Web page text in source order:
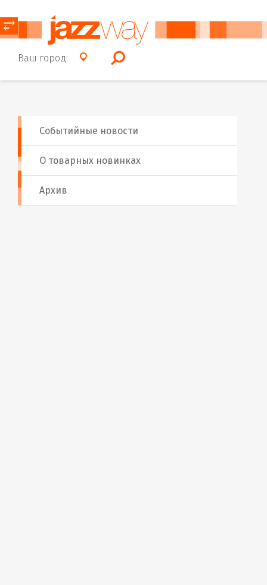
Ваш город:
⥂
Событийные новости
О товарных новинках
Архив